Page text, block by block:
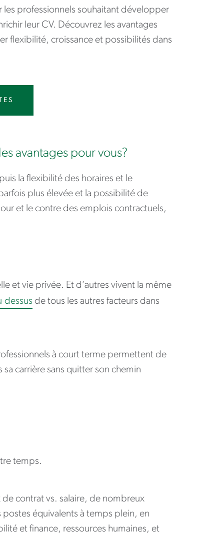
professionnels souhaitant développer
leur CV. Découvrez les avantages
flexibilité, croissance et possibilités dans
avantages pour vous?
la flexibilité des horaires et le
plus élevée et la possibilité de
et le contre des emplois contractuels,
et vie privée. Et d’autres vivent la même
dessus de tous les autres facteurs dans
à court terme permettent de
carrière sans quitter son chemin
temps.
de contrat vs. salaire, de nombreux
équivalents à temps plein, en
et finance, ressources humaines, et